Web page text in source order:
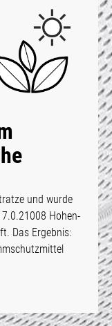
und wur­de
Hohen­
Das Ergebnis: